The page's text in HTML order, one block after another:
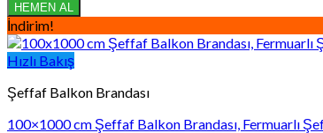
₺1.200,00.
HEMEN AL
İndirim!
Hızlı Bakış
Şeffaf Balkon Brandası
100×1000 cm Şeffaf Balkon Brandası, Fermuarlı